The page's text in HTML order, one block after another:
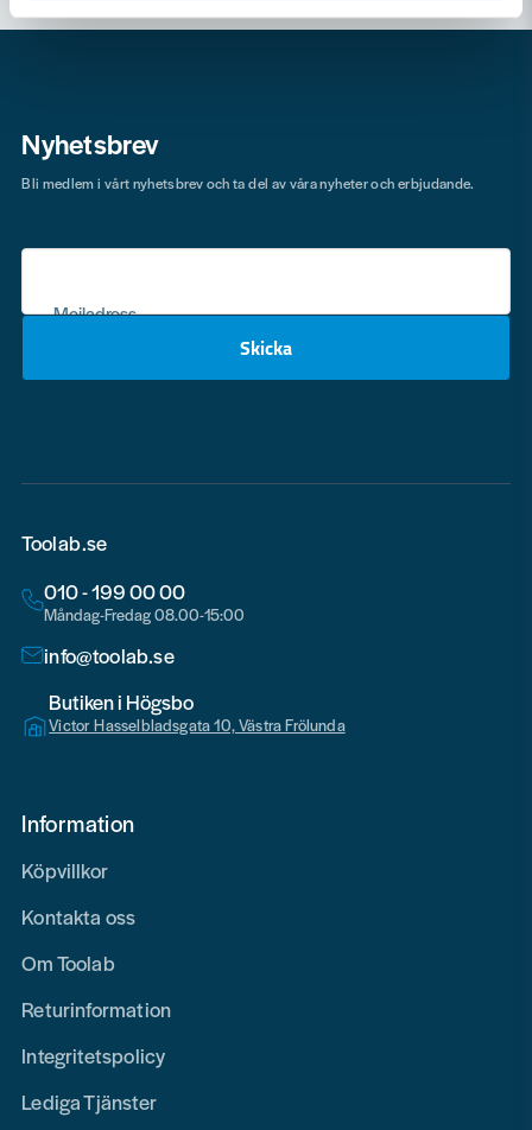
Nyhetsbrev
Mejladress
Skicka
Bli medlem i vårt nyhetsbrev och ta del av våra nyheter och erbjudande.
Toolab.se
010 - 199 00 00
Måndag-Fredag 08.00-15:00
info@toolab.se
Butiken i Högsbo
Victor Hasselbladsgata 10, Västra Frölunda
Information
Köpvillkor
Kontakta oss
Om Toolab
Returinformation
Integritetspolicy
Lediga Tjänster